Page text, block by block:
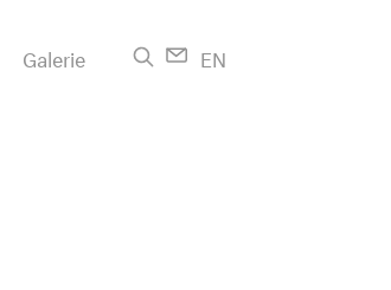
Galerie EN